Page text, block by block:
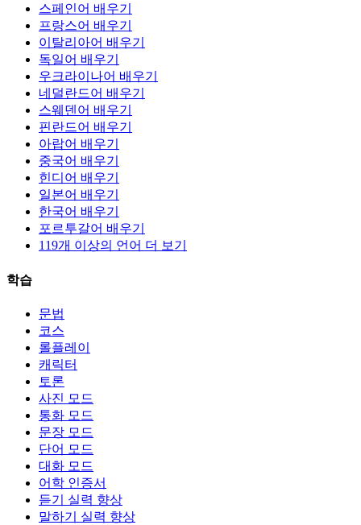
스페인어 배우기
프랑스어 배우기
이탈리아어 배우기
독일어 배우기
우크라이나어 배우기
네덜란드어 배우기
스웨덴어 배우기
핀란드어 배우기
아랍어 배우기
중국어 배우기
힌디어 배우기
일본어 배우기
한국어 배우기
포르투갈어 배우기
119개 이상의 언어 더 보기
학습
문법
코스
롤플레이
캐릭터
토론
사진 모드
통화 모드
문장 모드
단어 모드
대화 모드
어학 인증서
듣기 실력 향상
말하기 실력 향상